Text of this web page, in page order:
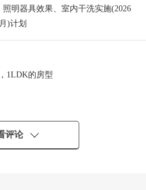
照明器具效果、室内干洗实施(2026
)计划
1LDK的房型
评论